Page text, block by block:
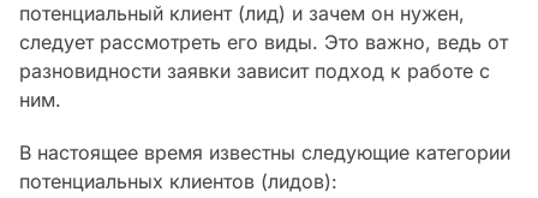
потенциальный клиент (лид) и зачем он нужен,
следует рассмотреть его виды. Это важно, ведь от
разновидности заявки зависит подход к работе с
ним.
В настоящее время известны следующие категории
потенциальных клиентов (лидов):